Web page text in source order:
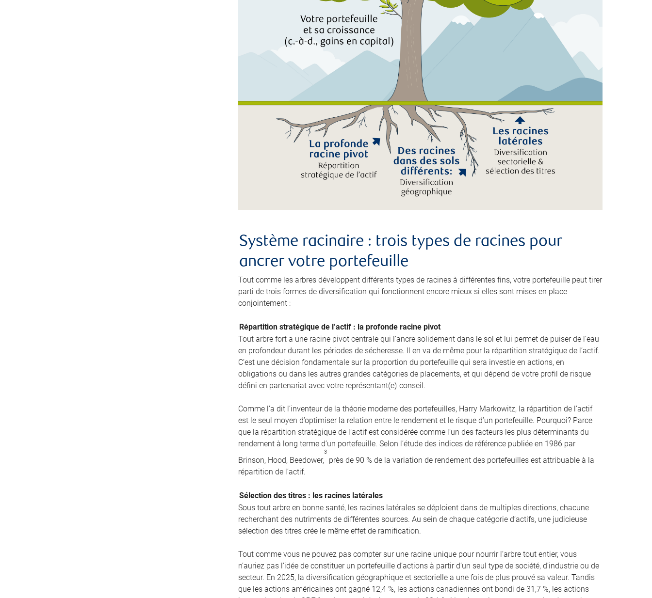
Système racinaire : trois types de racines pour
ancrer votre portefeuille
Tout comme les arbres développent différents types de racines à différentes fins, votre portefeuille peut tirer
parti de trois formes de diversification qui fonctionnent encore mieux si elles sont mises en place
conjointement :
Répartition stratégique de l’actif : la profonde racine pivot
Tout arbre fort a une racine pivot centrale qui l’ancre solidement dans le sol et lui permet de puiser de l’eau
en profondeur durant les périodes de sécheresse. Il en va de même pour la répartition stratégique de l’actif.
C’est une décision fondamentale sur la proportion du portefeuille qui sera investie en actions, en
obligations ou dans les autres grandes catégories de placements, et qui dépend de votre profil de risque
défini en partenariat avec votre représentant(e)-conseil.
Comme l’a dit l’inventeur de la théorie moderne des portefeuilles, Harry Markowitz, la répartition de l’actif
est le seul moyen d’optimiser la relation entre le rendement et le risque d’un portefeuille. Pourquoi? Parce
que la répartition stratégique de l’actif est considérée comme l’un des facteurs les plus déterminants du
rendement à long terme d’un portefeuille. Selon l’étude des indices de référence publiée en 1986 par
Brinson, Hood, Beedower,
3
près de 90 % de la variation de rendement des portefeuilles est attribuable à la
répartition de l’actif.
Sélection des titres : les racines latérales
Sous tout arbre en bonne santé, les racines latérales se déploient dans de multiples directions, chacune
recherchant des nutriments de différentes sources. Au sein de chaque catégorie d’actifs, une judicieuse
sélection des titres crée le même effet de ramification.
Tout comme vous ne pouvez pas compter sur une racine unique pour nourrir l’arbre tout entier, vous
n’auriez pas l’idée de constituer un portefeuille d’actions à partir d’un seul type de société, d’industrie ou de
secteur. En 2025, la diversification géographique et sectorielle a une fois de plus prouvé sa valeur. Tandis
que les actions américaines ont gagné 12,4 %, les actions canadiennes ont bondi de 31,7 %, les actions